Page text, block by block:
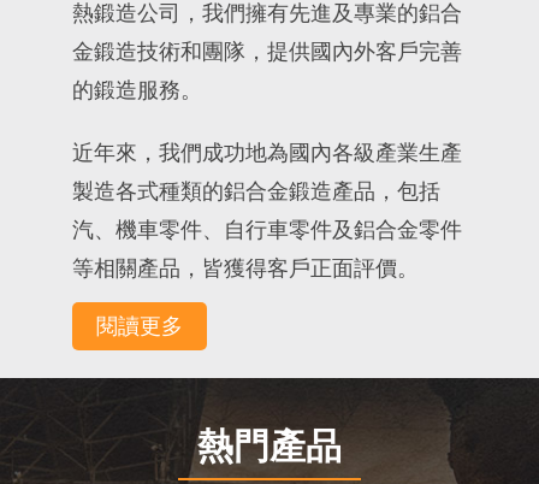
熱鍛造公司，我們擁有先進及專業的鋁合
金鍛造技術和團隊，提供國內外客戶完善
的鍛造服務。
近年來，我們成功地為國內各級產業生產
製造各式種類的鋁合金鍛造產品，包括
汽、機車零件、自行車零件及鋁合金零件
等相關產品，皆獲得客戶正面評價。
閱讀更多
熱門產品